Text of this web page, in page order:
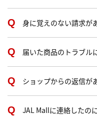
身に覚えのない請求が
届いた商品のトラブル
ショップからの返信が
JAL Mallに連絡したの